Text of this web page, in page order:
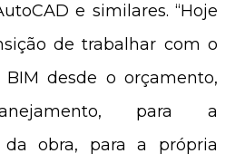
e similares. “Hoje
de trabalhar com o
desde o orçamento,
para a
da obra, para a própria